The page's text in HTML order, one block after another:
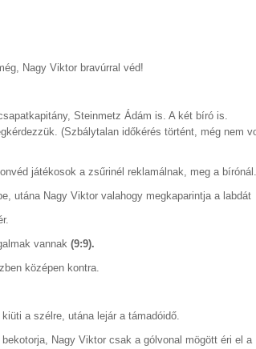
Nagy Viktor bravúrral véd!
Steinmetz Ádám is. A két bíró is.
(Szbálytalan időkérés történt, még nem
játékosok a zsűrinél reklamálnak, meg a bírónál.
utána Nagy Viktor valahogy megkaparintja a labdát
vannak (9:9).
középen kontra.
a szélre, utána lejár a támadóidő.
Nagy Viktor csak a gólvonal mögött éri el a